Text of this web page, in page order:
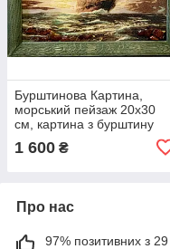
Бурштинова Картина,
морський пейзаж 20x30
см, картина з бурштину
1 600 ₴
Про нас
97% позитивних з 29